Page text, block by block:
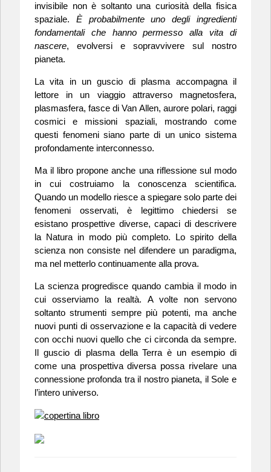
invisibile non è soltanto una curiosità della fisica
spaziale. È probabilmente uno degli ingredienti
fondamentali che hanno permesso alla vita di
nascere, evolversi e sopravvivere sul nostro
pianeta.
La vita in un guscio di plasma accompagna il
lettore in un viaggio attraverso magnetosfera,
plasmasfera, fasce di Van Allen, aurore polari, raggi
cosmici e missioni spaziali, mostrando come
questi fenomeni siano parte di un unico sistema
profondamente interconnesso.
Ma il libro propone anche una riflessione sul modo
in cui costruiamo la conoscenza scientifica.
Quando un modello riesce a spiegare solo parte dei
fenomeni osservati, è legittimo chiedersi se
esistano prospettive diverse, capaci di descrivere
la Natura in modo più completo. Lo spirito della
scienza non consiste nel difendere un paradigma,
ma nel metterlo continuamente alla prova.
La scienza progredisce quando cambia il modo in
cui osserviamo la realtà. A volte non servono
soltanto strumenti sempre più potenti, ma anche
nuovi punti di osservazione e la capacità di vedere
con occhi nuovi quello che ci circonda da sempre.
Il guscio di plasma della Terra è un esempio di
come una prospettiva diversa possa rivelare una
connessione profonda tra il nostro pianeta, il Sole e
l’intero universo.